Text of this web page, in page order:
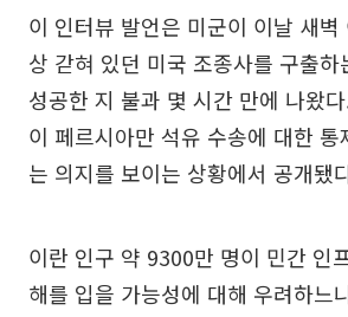
이 인터뷰 발언은 미군이 이날 새
상 갇혀 있던 미국 조종사를 구출하
성공한 지 불과 몇 시간 만에 나왔
이 페르시아만 석유 수송에 대한 통
는 의지를 보이는 상황에서 공개됐
이란 인구 약 9300만 명이 민간 인
해를 입을 가능성에 대해 우려하느